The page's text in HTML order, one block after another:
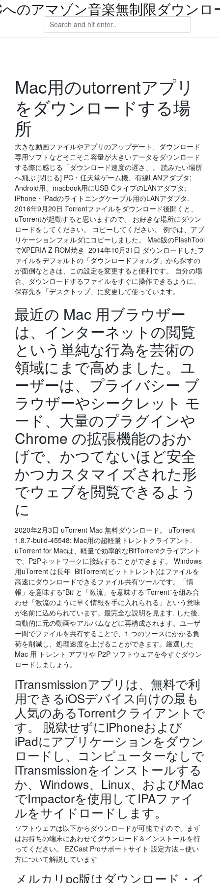
のアマゾン音楽無制限ダウンロ
Mac用のutorrentアプリ
をダウンロードする場
所
大きな動画ファイルやアプリのアップデート、ダウンロード
専用ソフトなどそこそこ容量が大きいデータをダウンロード
する際に感じる「ダウンロード速度の遅さ」。 読みたい場所
へ飛ぶ [閉じる] PC・任天堂ゲーム機、有線LANアダプタ;
Android用、macbook用にUSB-CタイプのLANアダプタ;
iPhone・iPadのライトニングケーブル用のLANアダプタ.
2016年9月20日 Torrentファイルをダウンロード後開くと、
uTorrentが起動すると思いますので、 お好きな場所にダウン
ロードをしてください。 コピーしてください。 例では、アプ
リケーションフォルダにコピーしました。 Mac版のFlashTool
でXPERIA Z ROM焼き 2014年10月31日 ダウンロードしたフ
ァイルをデフォルトの「ダウンロードフォルダ」から探すの
が面倒なときは、この設定を変更すると便利です。 自分の場
合、ダウンロードするファイルをすぐに操作できるように、
保存先を「デスクトップ」に変更して使っています。
最近の Mac 用ブラウザー
は、インターネットの閲覧
という単純な行為を芸術の
領域にまで高めました。ユ
ーザーは、プライバシー ブ
ラウザーやシークレット モ
ード、大量のプラグインや
Chrome の拡張機能のおか
げで、かつてないほど安全
かつカスタマイズされた形
でウェブを閲覧できるよう
に
2020年2月3日 uTorrent Mac 無料ダウンロード。 uTorrent
1.8.7-build-45548: Mac用の超軽量トレントクライアント.
uTorrent for Macは、軽量で効率的なBitTorrentクライアント
で、P2Pネットワークに接続することができます。 Windows
用uTorrent は長年 BitTorrent(ビットトレント)はファイルを
高速にダウンロードできるファイル共有ツールです。「情
報」を意味する”Bit”と「激流」を意味する”Torrent”を組み合
わせ「激流のように早く情報を手に入れられる」という意味
が名前に込められています。最完全な説明を見ます. した後、
自動的に元の動画やアルバムなどに再構成されます。ユーザ
ー間でファイルを共有することで、1 つのソースにかかる負
荷を削減し、処理速度を上げることができます。厳選した
Mac 用 トレント アプリや P2P ソフトウェアを今すぐダウン
ロードしましょう。
iTransmissionアプリは、無料で利
用できるiOSデバイス向けの最も
人気のあるTorrentクライアントで
す。 脱獄せずにiPhoneおよび
iPadにアプリケーションをダウン
ロードし、コンピューターなしで
iTransmissionをインストールする
か、Windows、Linux、およびMac
でImpactorを使用してIPAファイ
ルをサイドロードします。
ソフトウェアは以下からダウンロードが可能ですので、まず
はお持ちの端末にあわせてダウンロード＆インストールを行
ってください。 EZCast Proサポートサイト 設定方法～使い
方について解説しています
メルカリpc版はダウンロード・イ